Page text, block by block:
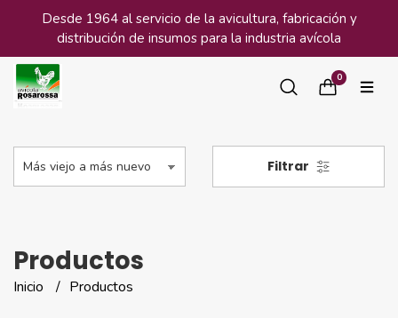
Desde 1964 al servicio de la avicultura, fabricación y
distribución de insumos para la industria avícola
0
Filtrar
Productos
Inicio Productos